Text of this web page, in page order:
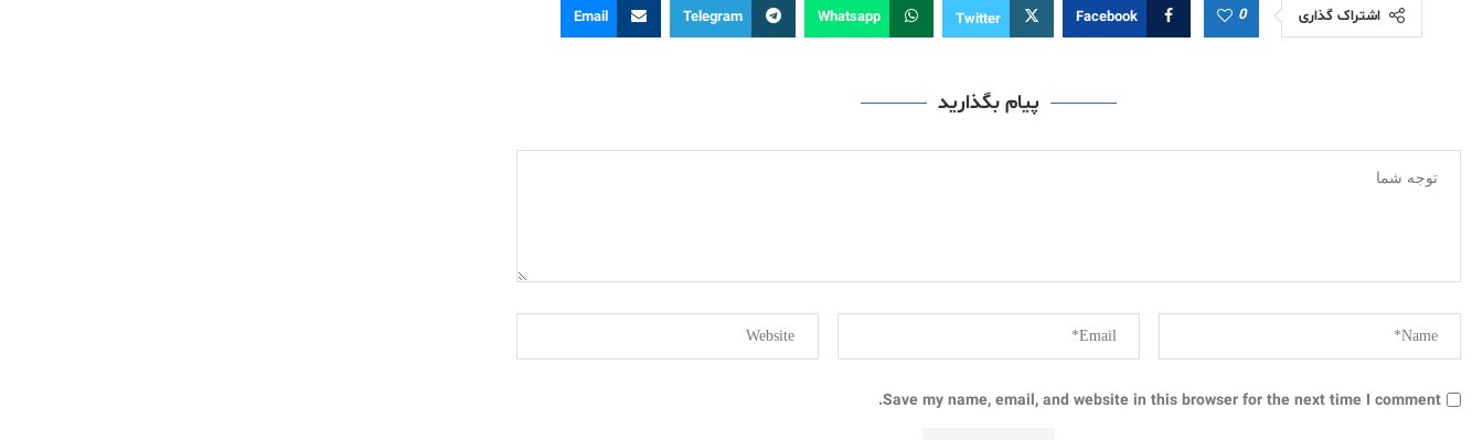
اشتراک گذاری 0
Facebook
Twitter
Whatsapp
Telegram
Email
پیام بگذارید
Save my name, email, and website in this browser for the next time I comment.